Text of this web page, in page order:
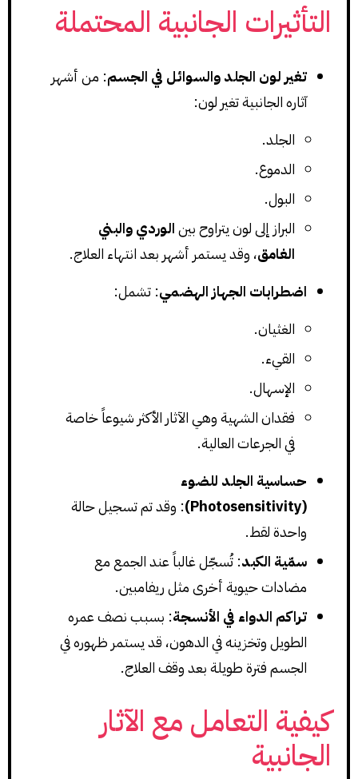
التأثيرات الجانبية المحتملة
تغير لون الجلد والسوائل في الجسم: من أشهر
آثاره الجانبية تغير لون:
الجلد.
الدموع.
البول.
البراز إلى لون يتراوح بينالوردي والبني
الغامق، وقد يستمر أشهر بعد انتهاء العلاج.
اضطرابات الجهاز الهضمي: تشمل:
الغثيان.
القيء.
الإسهال.
فقدان الشهية وهي الآثار الأكثر شيوعاً خاصة
في الجرعات العالية.
حساسية الجلد للضوء
(Photosensitivity)
: وقد تم تسجيل حالة
واحدة لقط.
سمّية الكبد: تُسجّل غالباً عند الجمع مع
مضادات حيوية أخرى مثل ريفامبين.
تراكم الدواء في الأنسجة: بسبب نصف عمره
الطويل وتخزينه في الدهون، قد يستمر ظهوره في
الجسم فترة طويلة بعد وقف العلاج.
كيفية التعامل مع الآثار
الجانبية